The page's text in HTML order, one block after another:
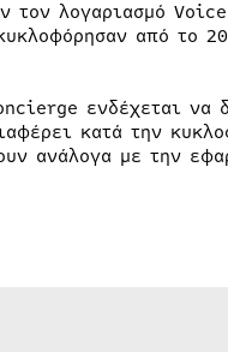
τον λογαριασμό
από το
ενδέχεται να
κατά την
ανάλογα με την